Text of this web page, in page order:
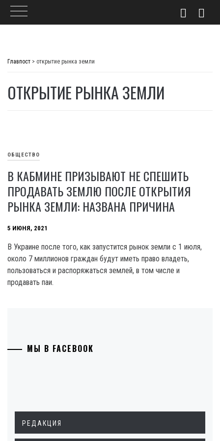
Главпост > открытие рынка земли
ОТКРЫТИЕ РЫНКА ЗЕМЛИ
ОБЩЕСТВО
В КАБМИНЕ ПРИЗЫВАЮТ НЕ СПЕШИТЬ
ПРОДАВАТЬ ЗЕМЛЮ ПОСЛЕ ОТКРЫТИЯ
РЫНКА ЗЕМЛИ: НАЗВАНА ПРИЧИНА
5 ИЮНЯ, 2021
В Украине после того, как запустится рынок земли с 1 июля,
около 7 миллионов граждан будут иметь право владеть,
пользоваться и распоряжаться землей, в том числе и
продавать паи.
МЫ В FACEBOOK
РЕДАКЦИЯ